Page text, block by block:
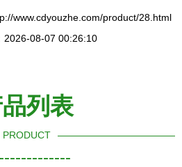
www.cdyouzhe.com/product/28.html
2026-08-07 00:26:10
列表
PRODUCT